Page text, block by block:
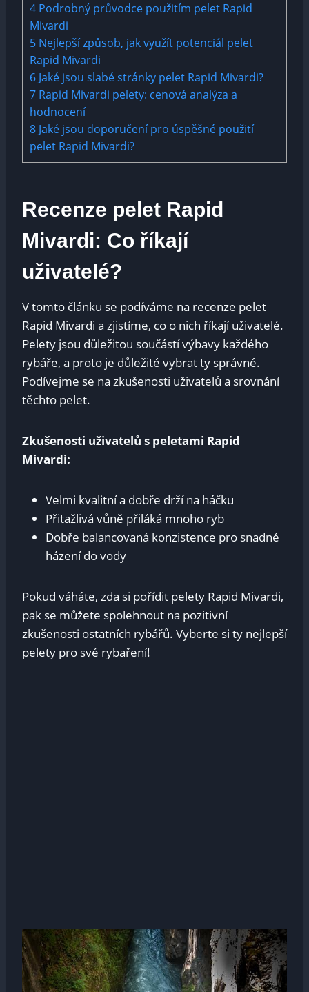
4 Podrobný průvodce použitím⁤ pelet Rapid ​
Mivardi
5 Nejlepší způsob, jak využít potenciál pelet
Rapid Mivardi
6 Jaké jsou slabé stránky pelet⁢ Rapid Mivardi?
7 Rapid​ Mivardi pelety: cenová ⁣analýza ⁣a
hodnocení
8 Jaké jsou doporučení pro úspěšné ​použití
⁣pelet Rapid Mivardi?
Recenze pelet Rapid‍
Mivardi: ⁣Co říkají⁢
uživatelé?
V tomto článku se⁣ podíváme na recenze pelet
‍Rapid Mivardi ⁤a​ zjistíme, co o nich říkají uživatelé.
Pelety⁣ jsou důležitou​ součástí výbavy⁤ každého‍
rybáře,⁤ a proto‍ je důležité‌ vybrat ty správné.
Podívejme se na zkušenosti⁣ uživatelů a srovnání
těchto ⁤pelet.
Zkušenosti uživatelů s peletami Rapid
Mivardi:
Velmi kvalitní a dobře drží na‌ háčku
Přitažlivá vůně přiláká mnoho⁣ ryb
Dobře ⁤balancovaná konzistence ⁤pro⁣ snadné
házení ​do vody
Pokud​ váháte, zda si pořídit⁣ pelety Rapid Mivardi,
‌pak se⁤ můžete spolehnout na pozitivní
⁢zkušenosti ostatních rybářů. ⁢Vyberte si ty ⁣nejlepší
​pelety pro své rybaření!